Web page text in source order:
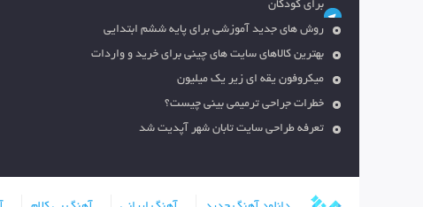
برای کودکان
روش های جدید آموزشی برای پایه ششم ابتدایی
بهترین کالاهای سایت های چینی برای خرید و واردات
میکروفون یقه ای زیر یک میلیون
خطرات جراحی ترمیمی بینی چیست؟
تعرفه طراحی سایت تابان شهر آپدیت شد